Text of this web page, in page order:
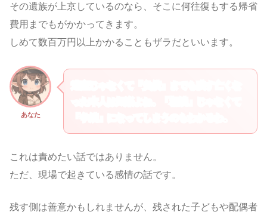
その遺族が上京しているのなら、そこに何往復もする帰省
費用までもがかかってきます。
しめて数百万円以上かかることもザラだといいます。
あなた
これは責めたい話ではありません。
ただ、現場で起きている感情の話です。
残す側は善意かもしれませんが、残された子どもや配偶者